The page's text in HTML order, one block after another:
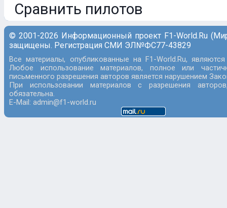
Сравнить пилотов
© 2001-2026 Информационный проект F1-World.Ru
защищены. Регистрация СМИ ЭЛ№ФС77-43829
Все материалы, опубликованные на F1-World.Ru,
Любое использование материалов, полное или
письменного разрешения авторов является нарушением
При использовании материалов с разрешения
обязательна.
E-Mail: admin@f1-world.ru